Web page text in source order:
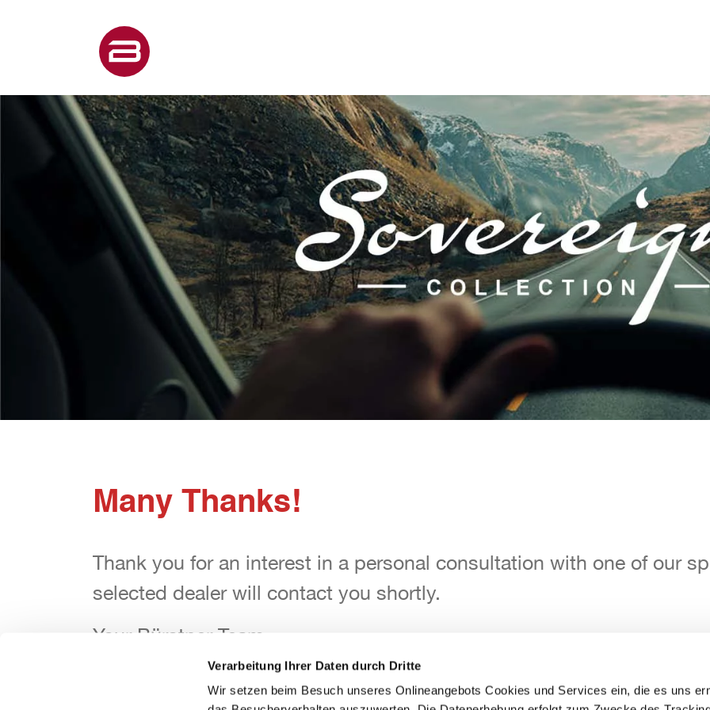
Verarbeitung Ihrer Daten durch Dritte
Wir setzen beim Besuch unseres Onlineangebots Cookies und Services ein, die es uns
Many Thanks!
Thank you for an interest in a personal consultation with one of our
selected dealer will contact you shortly.
Your Bürstner Team
Thank you for an interest in a personal consultation with one of our
selected dealer will contact you shortly.
Your Bürstner Team